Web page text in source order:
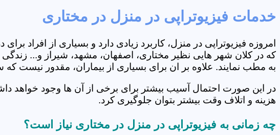
خدمات فیزیوتراپی در منزل در مختاری
امروزه فیزیوتراپی در منزل، کاربرد زیادی دارد و بسیاری از
که در کلان شهر هایی نظیر مختاری، اصفهان، مشهد، شیراز و...
به مطب نمایند. علاوه بر ان برای بسیاری از بیماران، مقدور نیست
در این صورت احتمال آسیب بیشتر برای برخی از آن ها وجود خواهد
هزینه و اتلاف وقت بیشتر بتوان جلوگیری کرد.
چه زمانی به فیزیوتراپی در منزل در مختاری نیاز است؟